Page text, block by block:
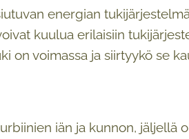
energian
kuulua erilaisiin
on voimassa ja siirtyykö se
iän ja kunnon, jäljellä